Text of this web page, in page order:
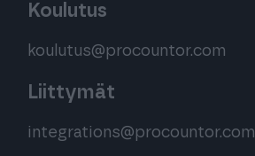
Koulutus
koulutus@procountor.com
Liittymät
integrations@procountor.com